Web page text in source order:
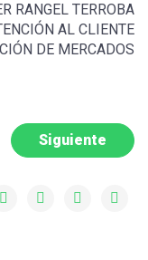
RANGEL TERROBA
AL CLIENTE
DE MERCADOS
Siguiente